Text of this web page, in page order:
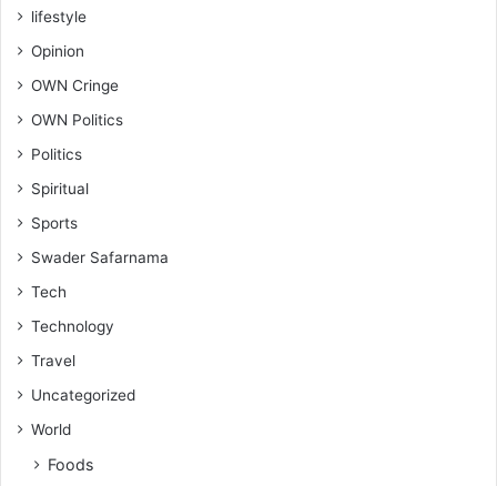
lifestyle
Opinion
OWN Cringe
OWN Politics
Politics
Spiritual
Sports
Swader Safarnama
Tech
Technology
Travel
Uncategorized
World
Foods